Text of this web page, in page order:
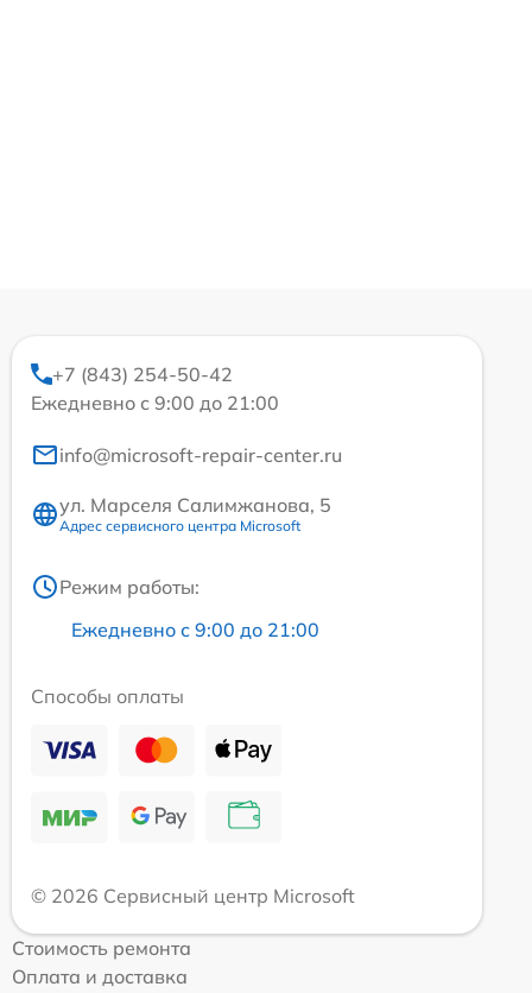
+7 (843) 254-50-42
Ежедневно с 9:00 до 21:00
info@microsoft-repair-center.ru
ул. Марселя Салимжанова, 5
Адрес сервисного центра Microsoft
Режим работы:
Ежедневно с 9:00 до 21:00
Способы оплаты
© 2026 Сервисный центр Microsoft
Стоимость ремонта
Оплата и доставка